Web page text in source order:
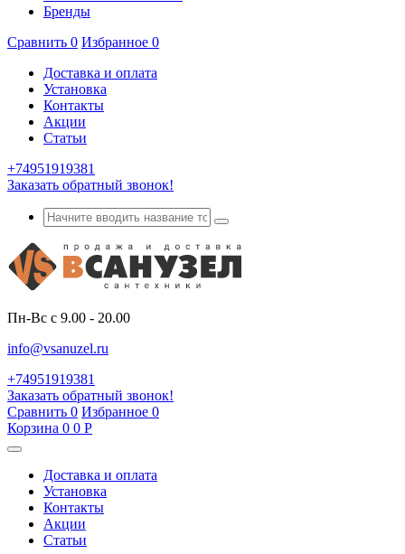
Бренды
Сравнить 0 Избранное 0
Доставка и оплата
Установка
Контакты
Акции
Статьи
+74951919381
Заказать обратный звонок!
Пн-Вс с 9.00 - 20.00
info@vsanuzel.ru
+74951919381
Заказать обратный звонок!
Сравнить 0 Избранное 0
Корзина 0 0 Р
Доставка и оплата
Установка
Контакты
Акции
Статьи